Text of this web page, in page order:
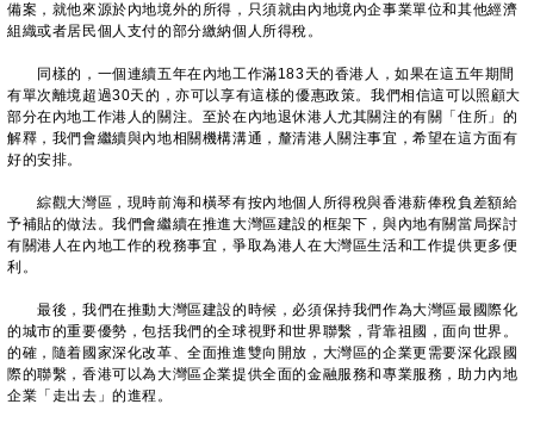
備案，就他來源於內地境外的所得，只須就由內地境內企事業單位和其他經濟
組織或者居民個人支付的部分繳納個人所得稅。
同樣的，一個連續五年在內地工作滿183天的香港人，如果在這五年期間
有單次離境超過30天的，亦可以享有這樣的優惠政策。我們相信這可以照顧大
部分在內地工作港人的關注。至於在內地退休港人尤其關注的有關「住所」的
解釋，我們會繼續與內地相關機構溝通，釐清港人關注事宜，希望在這方面有
好的安排。
綜觀大灣區，現時前海和橫琴有按內地個人所得稅與香港薪俸稅負差額給
予補貼的做法。我們會繼續在推進大灣區建設的框架下，與內地有關當局探討
有關港人在內地工作的稅務事宜，爭取為港人在大灣區生活和工作提供更多便
利。
最後，我們在推動大灣區建設的時候，必須保持我們作為大灣區最國際化
的城市的重要優勢，包括我們的全球視野和世界聯繫，背靠祖國，面向世界。
的確，隨着國家深化改革、全面推進雙向開放，大灣區的企業更需要深化跟國
際的聯繫，香港可以為大灣區企業提供全面的金融服務和專業服務，助力內地
企業「走出去」的進程。